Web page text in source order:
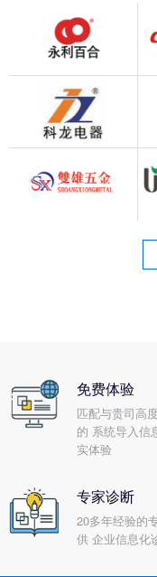
免费体验
匹配与贵司高
的 系统导入信
实体验
专家诊断
20多年经验的
供 企业信息化